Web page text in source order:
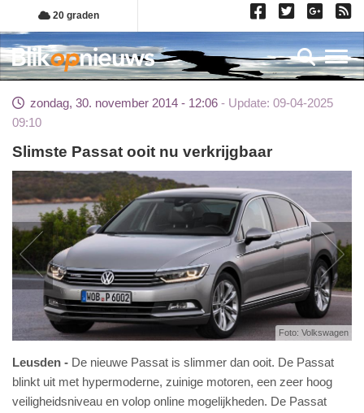
Overslaan
en
naar
de
gaan
20 graden
zondag, 30. november 2014 - 12:06
Update: 09-04-2025
09:10
Slimste Passat ooit nu verkrijgbaar
Foto: Volkswagen
Leusden
De nieuwe Passat is slimmer dan ooit. De Passat
blinkt uit met hypermoderne, zuinige motoren, een zeer hoog
veiligheidsniveau en volop online mogelijkheden. De Passat